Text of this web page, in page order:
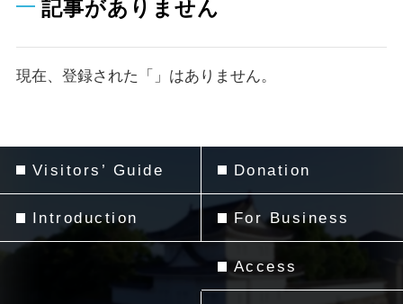
記事がありません
現在、登録された「」はありません。
Visitors’ Guide
Introduction
Donation
For Business
Access